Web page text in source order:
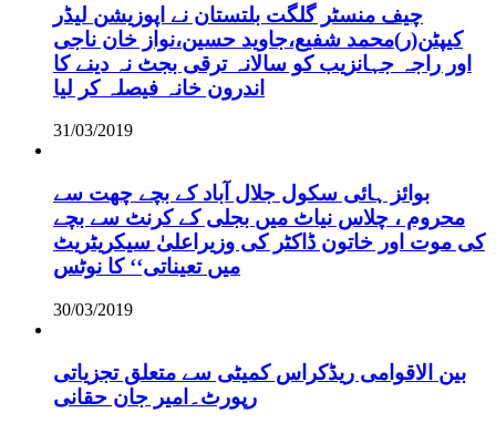
چیف منسٹر گلگت بلتستان نے اپوزیشن لیڈر
کیپٹن(ر)محمد شفیع،جاوید حسین،نواز خان ناجی
اور راجہ جہانزیب کو سالانہ ترقی بجٹ نہ دینے کا
اندرون خانہ فیصلہ کر لیا
31/03/2019
بوائز ہائی سکول جلال آباد کے بچے چھت سے
محروم ، چلاس نیاٹ میں بجلی کے کرنٹ سے بچے
کی موت اور خاتون ڈاکٹر کی وزیراعلیٰ سیکریٹریٹ
میں تعیناتی‘‘ کا نوٹس
30/03/2019
بین الاقوامی ریڈکراس کمیٹی سے متعلق تجزیاتی
رپورٹ۔امیر جان حقانی